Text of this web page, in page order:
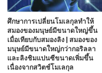
ศึกษาการเปลี่ยนโมเลกุลทำให้
สมองของมนุษย์มีขนาดใหญ่ขึ้น
เมื่อเทียบกับสมองลิง | สมองของ
มนุษย์มีขนาดใหญ่กว่ากอริลลา
และลิงชิมแปนซีขนาดเพิ่มขึ้น
เนื่องจากสวิตช์โมเลกุล